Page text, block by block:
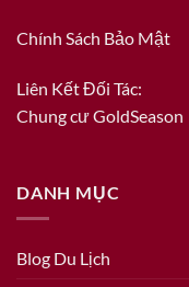
Chính Sách Bảo Mật
Liên Kết Đối Tác:
Chung cư GoldSeason
DANH MỤC
Blog Du Lịch